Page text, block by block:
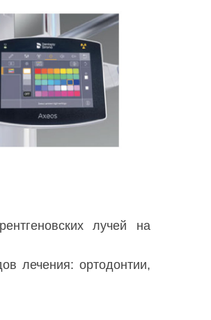
лучей на
лечения: ортодонтии,